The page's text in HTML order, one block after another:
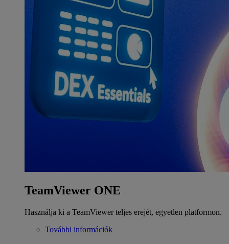
TeamViewer ONE
Használja ki a TeamViewer teljes erejét, egyetlen platformon.
További információk